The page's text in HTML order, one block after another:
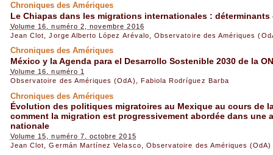
Chroniques des Amériques
Le Chiapas dans les migrations internationales :
Volume 16, numéro 2, novembre 2016
Jean Clot
,Jorge Alberto López Arévalo ,Observatoire des Amériques
Chroniques des Amériques
México y la Agenda para el Desarrollo Sostenible 2030 de la
Volume 16, numéro 1
Observatoire des Amériques (OdA)
Fabiola Rodríguez Barba
Chroniques des Amériques
Évolution des politiques migratoires au Mexique au cours de
comment la migration est progressivement abordée dans une
nationale
Volume 15, numéro 7, octobre 2015
Jean Clot
,Germán Martínez Velasco Observatoire des Amériques (OdA)